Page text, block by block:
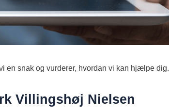
en snak og vurderer, hvordan vi kan hjælpe dig.
Villingshøj Nielsen